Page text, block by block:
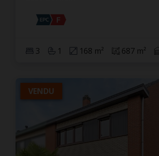
3 1 168 m² 687 m²
VENDU